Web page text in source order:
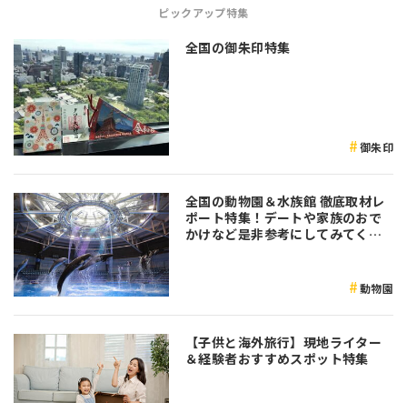
ピックアップ特集
全国の御朱印特集
御朱印
全国の動物園＆水族館 徹底取材レ
ポート特集！デートや家族のおで
かけなど是非参考にしてみてくだ
動物園
【子供と海外旅行】現地ライター
＆経験者おすすめスポット特集